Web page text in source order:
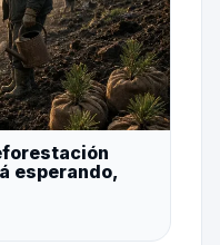
esperando,